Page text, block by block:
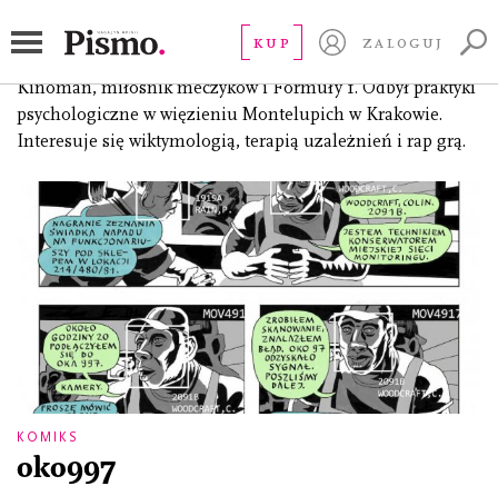
KUP ZALOGUJ
(ur. 1994), student ostatniego roku psychologii UJ.
Kinoman, miłośnik meczyków i Formuły 1. Odbył praktyki
psychologiczne w więzieniu Montelupich w Krakowie.
Interesuje się wiktymologią, terapią uzależnień i rap grą.
KOMIKS
oko997